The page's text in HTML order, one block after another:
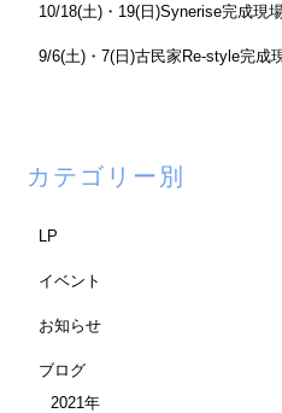
10/18(土)・19(日)Synerise完成現
9/6(土)・7(日)古民家Re-style完成
カテゴリー別
LP
イベント
お知らせ
ブログ
2021年